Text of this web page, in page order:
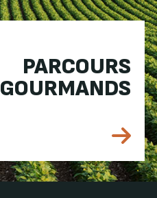
PARCOURS
GOURMANDS